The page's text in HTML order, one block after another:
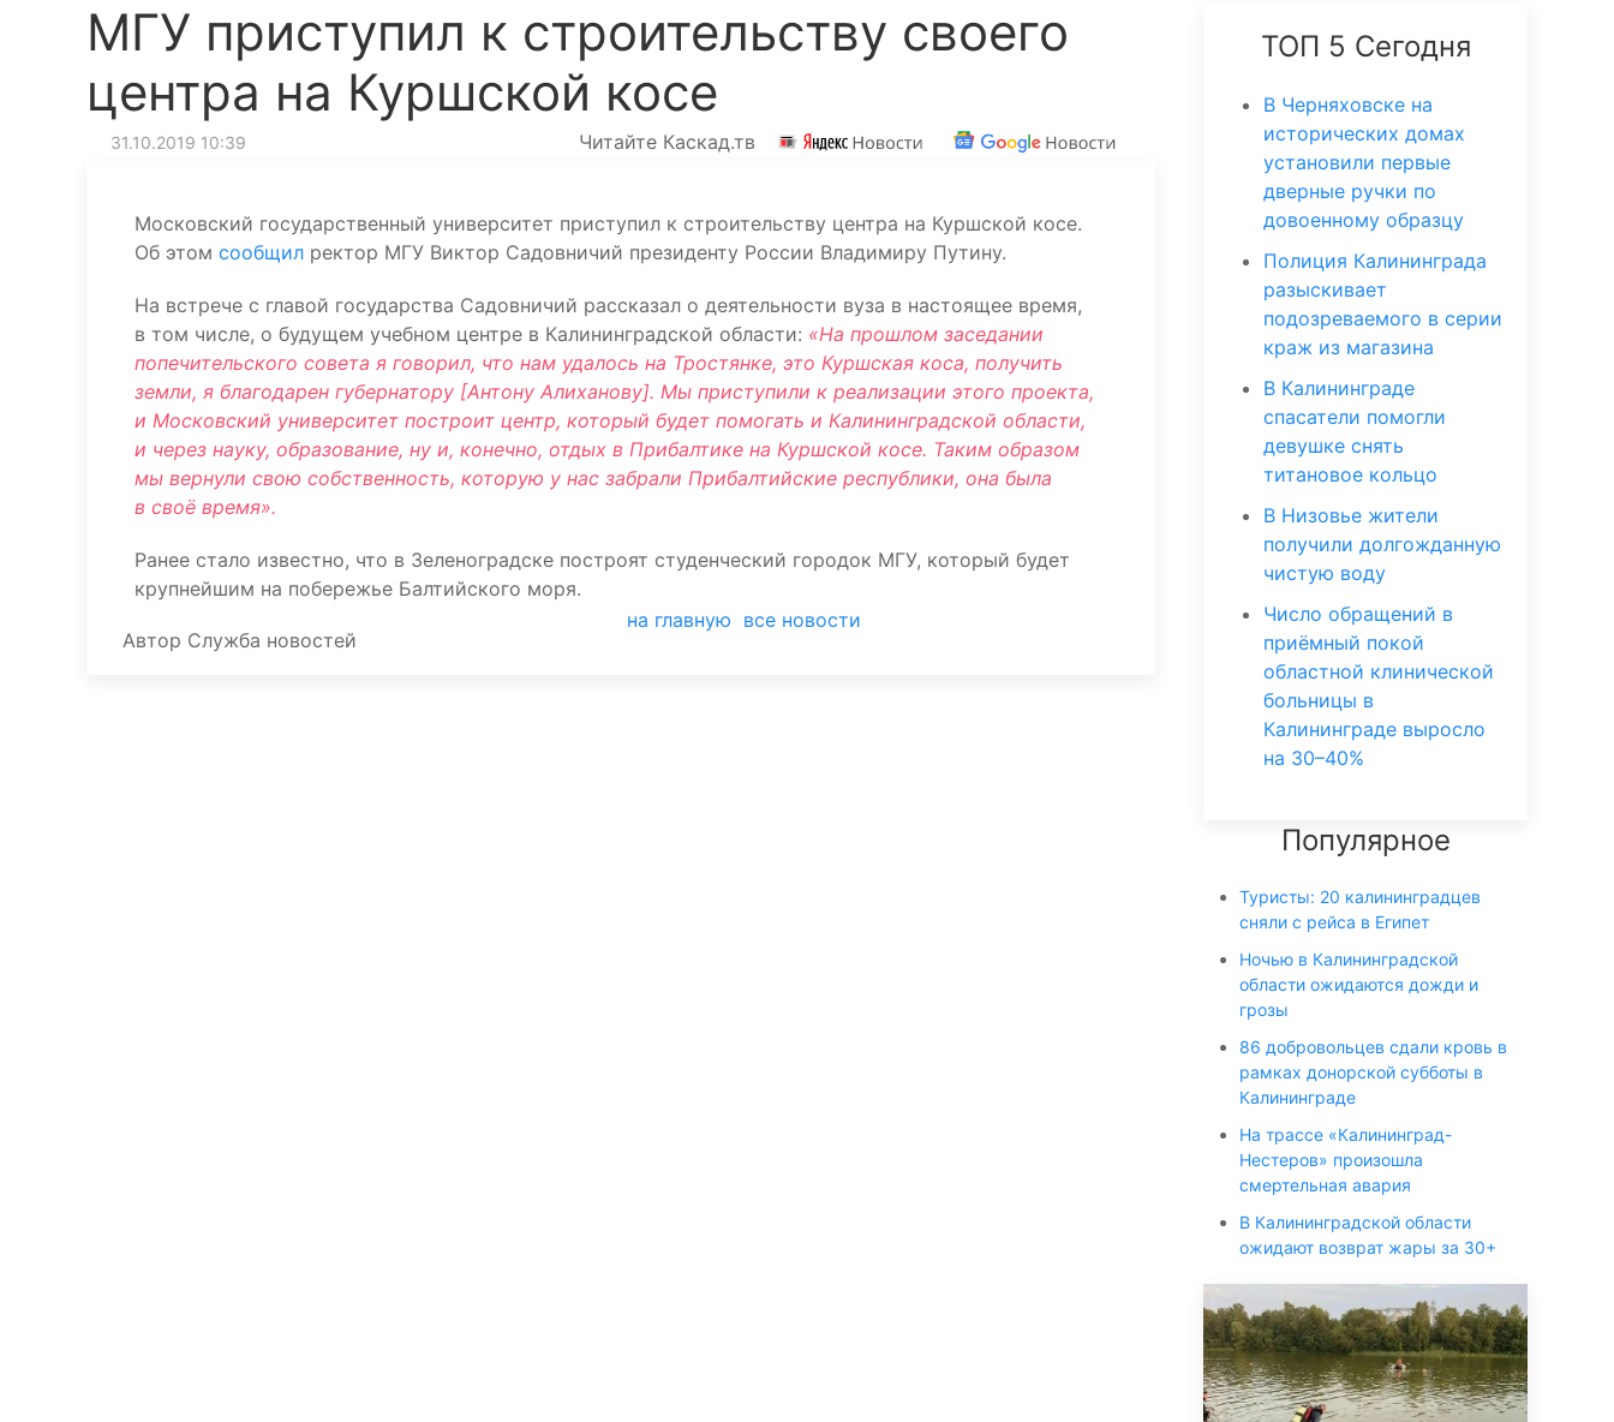
МГУ приступил к строительству своего
центра на Куршской косе
31.10.2019 10:39 Читайте Каскад.тв
Московский государственный университет приступил к строительству центра на Куршской косе.
Об этом сообщил ректор МГУ Виктор Садовничий президенту России Владимиру Путину.
На встрече с главой государства Садовничий рассказал о деятельности вуза в настоящее время,
в том числе, о будущем учебном центре в Калининградской области: «На прошлом заседании
попечительского совета я говорил, что нам удалось на Тростянке, это Куршская коса, получить
земли, я благодарен губернатору [Антону Алиханову]. Мы приступили к реализации этого проекта,
и Московский университет построит центр, который будет помогать и Калининградской области,
и через науку, образование, ну и, конечно, отдых в Прибалтике на Куршской косе. Таким образом
мы вернули свою собственность, которую у нас забрали Прибалтийские республики, она была
в своё время».
Ранее стало известно, что в Зеленоградске построят студенческий городок МГУ, который будет
крупнейшим на побережье Балтийского моря.
Автор Служба новостей
на главную все новости
ТОП 5 Сегодня
В Черняховске на
исторических домах
установили первые
дверные ручки по
довоенному образцу
Полиция Калининграда
разыскивает
подозреваемого в серии
краж из магазина
В Калининграде
спасатели помогли
девушке снять
титановое кольцо
В Низовье жители
получили долгожданную
чистую воду
Число обращений в
приёмный покой
областной клинической
больницы в
Калининграде выросло
на 30–40%
Популярное
Туристы: 20 калининградцев
сняли с рейса в Египет
Ночью в Калининградской
области ожидаются дожди и
грозы
86 добровольцев сдали кровь в
рамках донорской субботы в
Калининграде
На трассе «Калининград-
Нестеров» произошла
смертельная авария
В Калининградской области
ожидают возврат жары за 30+